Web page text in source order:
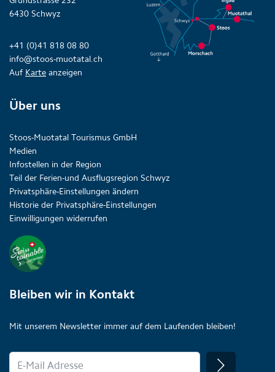
6430 Schwyz
+41 (0)41 818 08 80
info@stoos-muotatal.ch
Auf Karte anzeigen
Über uns
Stoos-Muotatal Tourismus GmbH
Medien
Infostellen in der Region
Teil der Ferien-und Ausflugsregion Schwyz
Privatsphäre-Einstellungen ändern
Historie der Privatsphäre-Einstellungen
Einwilligungen widerrufen
Bleiben wir in Kontakt
Mit unserem Newsletter immer auf dem Laufenden bleiben!